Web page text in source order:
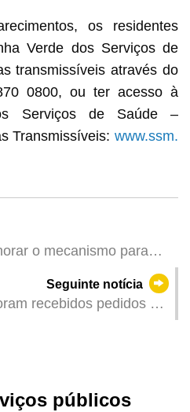
os residentes
Verde dos Serviços de
transmissíveis através do
0800, ou ter acesso à
Serviços de Saúde –
Transmissíveis:www.ssm.
o mecanismo para
pessoalSeguinte notícia
recebidos pedidos de
públicos